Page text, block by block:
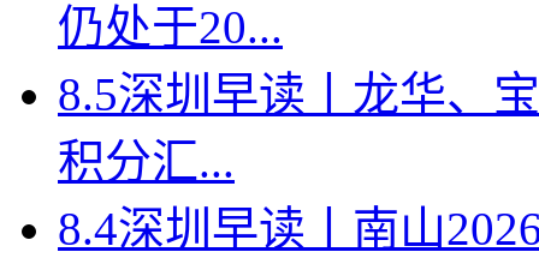
仍处于20...
8.5深圳早读丨龙华、
积分汇...
8.4深圳早读丨南山